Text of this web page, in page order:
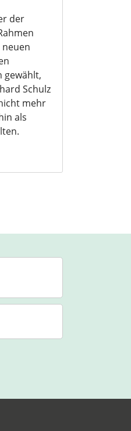
der
gewählt,
Schulz
mehr
als